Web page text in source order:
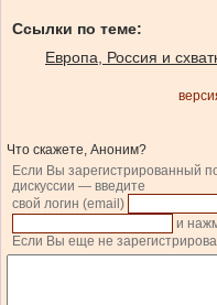
Ссылки по теме:
Европа, Россия и
Что скажете, Аноним?
Если Вы зарегистрированный
дискуссии — введите
свой логин (email)
и
Если Вы еще не